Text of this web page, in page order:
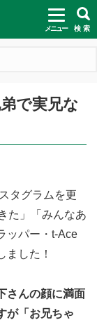
メニュー 検 索
で実兄な
タグラムを更
た」「みんなあ
ッパー・t-Ace
ました！
さんの顔に満面
が「お兄ちゃ